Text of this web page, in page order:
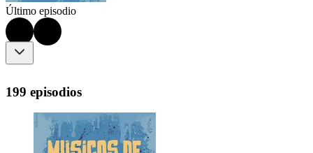
Último episodio
199 episodios